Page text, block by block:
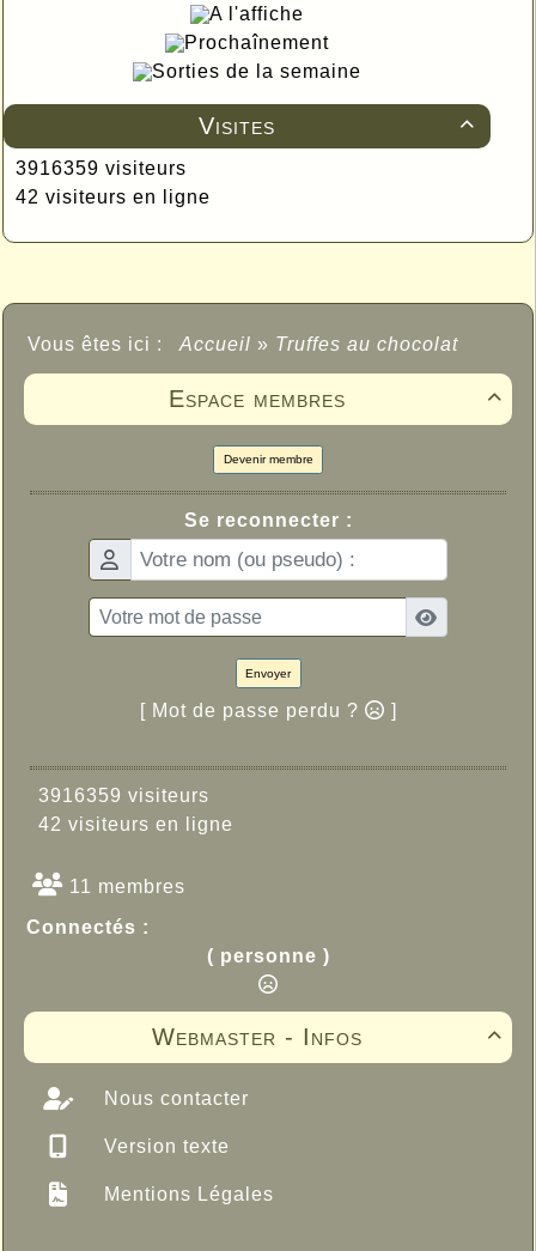
A l'affiche
Prochaînement
Sorties de la semaine

Visites
3916359 visiteurs
42 visiteurs en ligne
Vous êtes ici : Accueil » Truffes au chocolat

Espace membres
Devenir membre
Se reconnecter :
Envoyer
[ Mot de passe perdu ? ]
3916359 visiteurs
42 visiteurs en ligne
11 membres
Connectés :
( personne )

Webmaster - Infos
Nous contacter
Version texte
Mentions Légales